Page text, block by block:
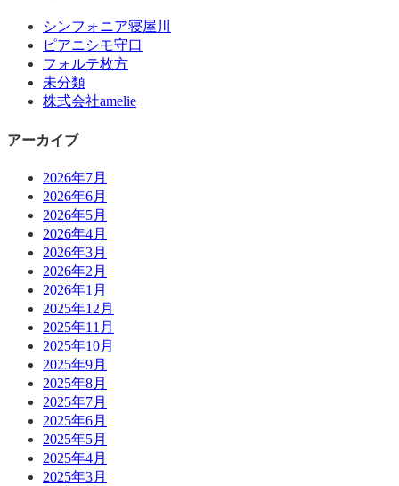
シンフォニア寝屋川
ピアニシモ守口
フォルテ枚方
未分類
株式会社amelie
アーカイブ
2026年7月
2026年6月
2026年5月
2026年4月
2026年3月
2026年2月
2026年1月
2025年12月
2025年11月
2025年10月
2025年9月
2025年8月
2025年7月
2025年6月
2025年5月
2025年4月
2025年3月